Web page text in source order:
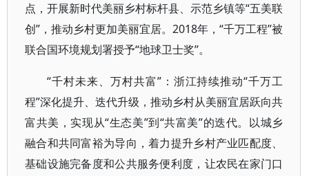
点，开展新时代美丽乡村标杆县、示范乡镇等“五美联
创”，推动乡村更加美丽宜居。2018年，“千万工程”被
联合国环境规划署授予“地球卫士奖”。
“千村未来、万村共富”：浙江持续推动“千万工
程”深化提升、迭代升级，推动乡村从美丽宜居跃向共
富共美，实现从“生态美”到“共富美”的迭代。以城乡
融合和共同富裕为导向，着力提升乡村产业匹配度、
基础设施完备度和公共服务便利度，让农民在家门口